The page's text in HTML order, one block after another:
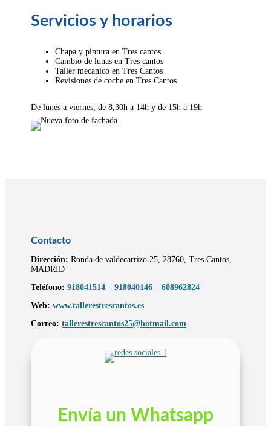
Servicios y horarios
Chapa y pintura en Tres cantos
Cambio de lunas en Tres cantos
Taller mecanico en Tres Cantos
Revisiones de coche en Tres Cantos
De lunes a viernes, de 8,30h a 14h y de 15h a 19h
Contacto
Dirección: Ronda de valdecarrizo 25, 28760, Tres Cantos,
MADRID
Teléfono: 918041514 –918040146 –608962824
Web:www.tallerestrescantos.es
Correo:tallerestrescantos25@hotmail.com
Envía un Whatsapp